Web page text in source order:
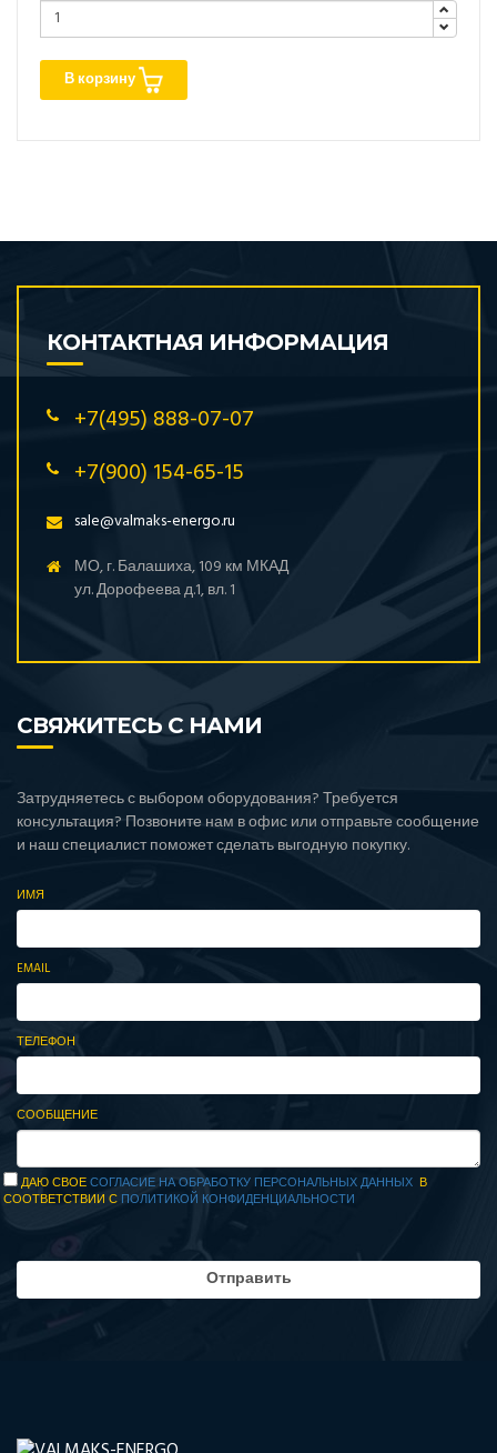
В корзину
КОНТАКТНАЯ ИНФОРМАЦИЯ
+7(495) 888-07-07
+7(900) 154-65-15
sale@valmaks-energo.ru
МО, г. Балашиха, 109 км МКАД
ул. Дорофеева д.1, вл. 1
СВЯЖИТЕСЬ С НАМИ
Затрудняетесь с выбором оборудования? Требуется
консультация? Позвоните нам в офис или отправьте сообщение
и наш специалист поможет сделать выгодную покупку.
ИМЯ
EMAIL
ТЕЛЕФОН
СООБЩЕНИЕ
ДАЮ СВОЕСОГЛАСИЕ НА ОБРАБОТКУ ПЕРСОНАЛЬНЫХ ДАННЫХ В
СООТВЕТСТВИИ С ПОЛИТИКОЙ КОНФИДЕНЦИАЛЬНОСТИ